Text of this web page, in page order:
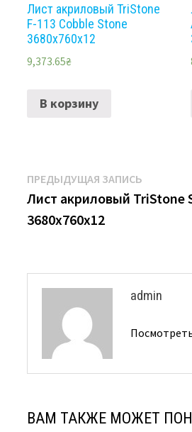
Лист акриловый TriStone
F-113 Cobble Stone
3680х760х12
9,373.65₴
В корзину
Навигация
по
ПРЕДЫДУЩАЯ ЗАПИСЬ
запись:
Лист акриловый TriStone
3680х760х12
admin
ВАМ ТАКЖЕ МОЖЕТ